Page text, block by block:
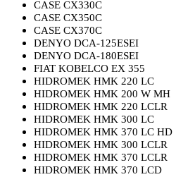
CASE CX330C
CASE CX350C
CASE CX370C
DENYO DCA-125ESEI
DENYO DCA-180ESEI
FIAT KOBELCO EX 355
HIDROMEK HMK 220 LC
HIDROMEK HMK 200 W MH
HIDROMEK HMK 220 LCLR
HIDROMEK HMK 300 LC
HIDROMEK HMK 370 LC HD
HIDROMEK HMK 300 LCLR
HIDROMEK HMK 370 LCLR
HIDROMEK HMK 370 LCD